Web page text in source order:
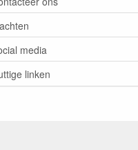
media
linken